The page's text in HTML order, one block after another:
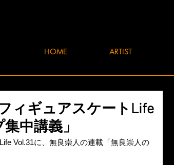
HOME ARTIST
ィギュアスケートLife
中講義」
Vol.31に、無良崇人の連載「無良崇人の